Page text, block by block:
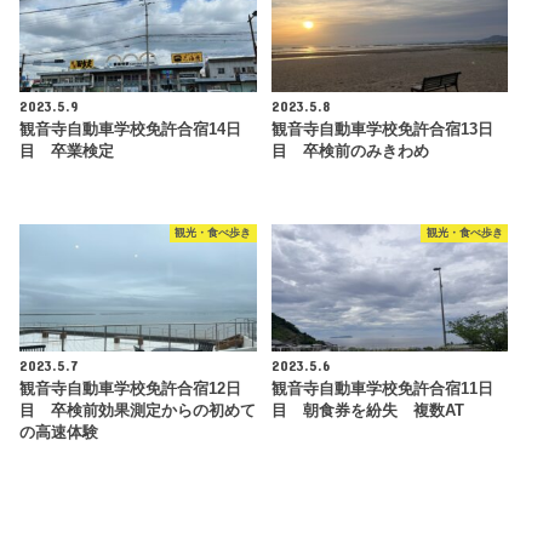
2023.5.9
観音寺自動車学校免許合宿14日
目 卒業検定
2023.5.8
観音寺自動車学校免許合宿13日
目 卒検前のみきわめ
観光・食べ歩き
2023.5.7
観音寺自動車学校免許合宿12日
目 卒検前効果測定からの初めて
の高速体験
観光・食べ歩き
2023.5.6
観音寺自動車学校免許合宿11日
目 朝食券を紛失 複数AT